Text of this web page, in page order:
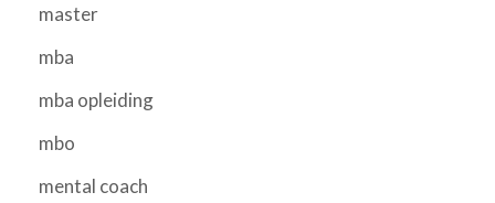
master
mba
mba opleiding
mbo
mental coach